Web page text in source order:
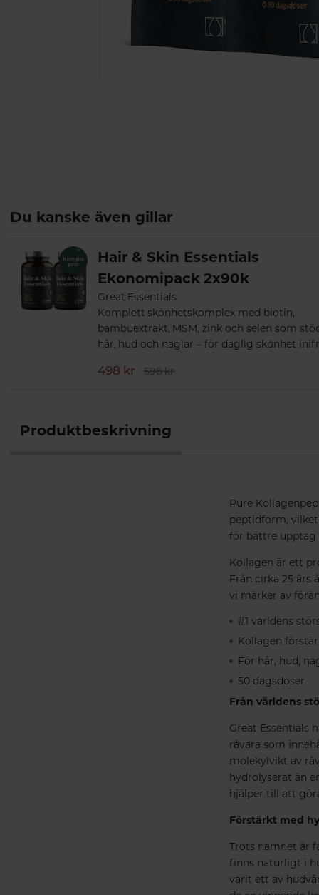
Du kanske även gillar
Hair & Skin Essentials
Ekonomipack 2x90k
Great Essentials
Komplett skönhetskomplex med biotin,
bambuextrakt, MSM, zink och selen som
hår, hud och naglar – för daglig skönhet
498 kr 598 kr
Produktbeskrivning
Pure
peptidform,
för bättre upptag
Kollagen är ett
Från cirka 25
vi märker av
#1 världens
Kollagen
För hår, hud,
50 dagsdoser
Från världens
Great Essentials
råvara som
molekylvikt av
hydrolyserat än
hjälper till att
Förstärkt med
Trots namnet är
finns naturligt i
varit ett av